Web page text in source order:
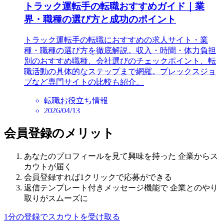
トラック運転手の転職おすすめガイド｜業
界・職種の選び方と成功のポイント
トラック運転手の転職におすすめの求人サイト・業
種・職種の選び方を徹底解説。収入・時間・体力負担
別のおすすめ職種、会社選びのチェックポイント、転
職活動の具体的なステップまで網羅。プレックスジョ
ブなど専門サイトの比較も紹介。
転職お役立ち情報
2026/04/13
会員登録のメリット
あなたのプロフィールを見て興味を持った 企業からス
カウトが届く
会員登録すれば1クリックで応募ができる
返信テンプレート付きメッセージ機能で 企業とのやり
取りがスムーズに
1分の登録でスカウトを受け取る